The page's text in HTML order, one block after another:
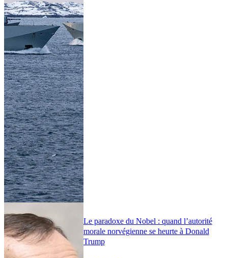
Le paradoxe du Nobel : quand l’autorité
morale norvégienne se heurte à Donald
Trump